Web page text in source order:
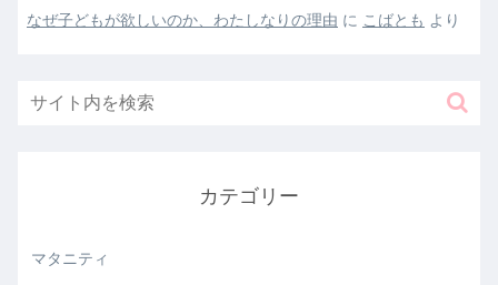
なぜ子どもが欲しいのか、わたしなりの理由 に こばとも より
カテゴリー
マタニティ